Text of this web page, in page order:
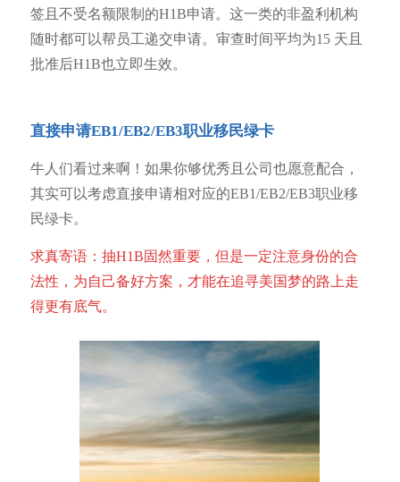
签且不受名额限制的H1B申请。这一类的非盈利机构
随时都可以帮员工递交申请。审查时间平均为15 天且
批准后H1B也立即生效。
直接申请EB1/EB2/EB3职业移民绿卡
牛人们看过来啊！如果你够优秀且公司也愿意配合，
其实可以考虑直接申请相对应的EB1/EB2/EB3职业移
民绿卡。
求真寄语：抽H1B固然重要，但是一定注意身份的合
法性，为自己备好方案，才能在追寻美国梦的路上走
得更有底气。